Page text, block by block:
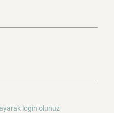
login olunuz